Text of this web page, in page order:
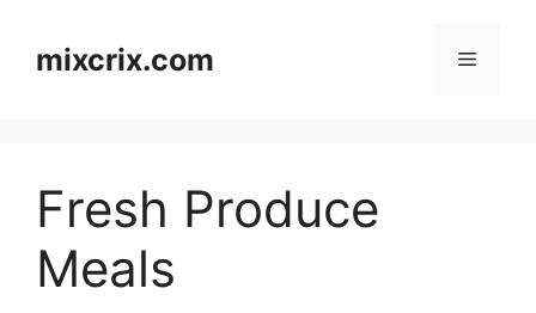
contentmixcrix.com Menu
Fresh Produce
Meals